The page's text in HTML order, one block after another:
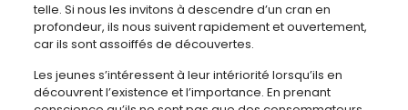
telle. Si nous les invitons à descendre d’un cran en
profondeur, ils nous suivent rapidement et ouvertement,
car ils sont assoiffés de découvertes.
Les jeunes s’intéressent à leur intériorité lorsqu’ils en
découvrent l’existence et l’importance. En prenant